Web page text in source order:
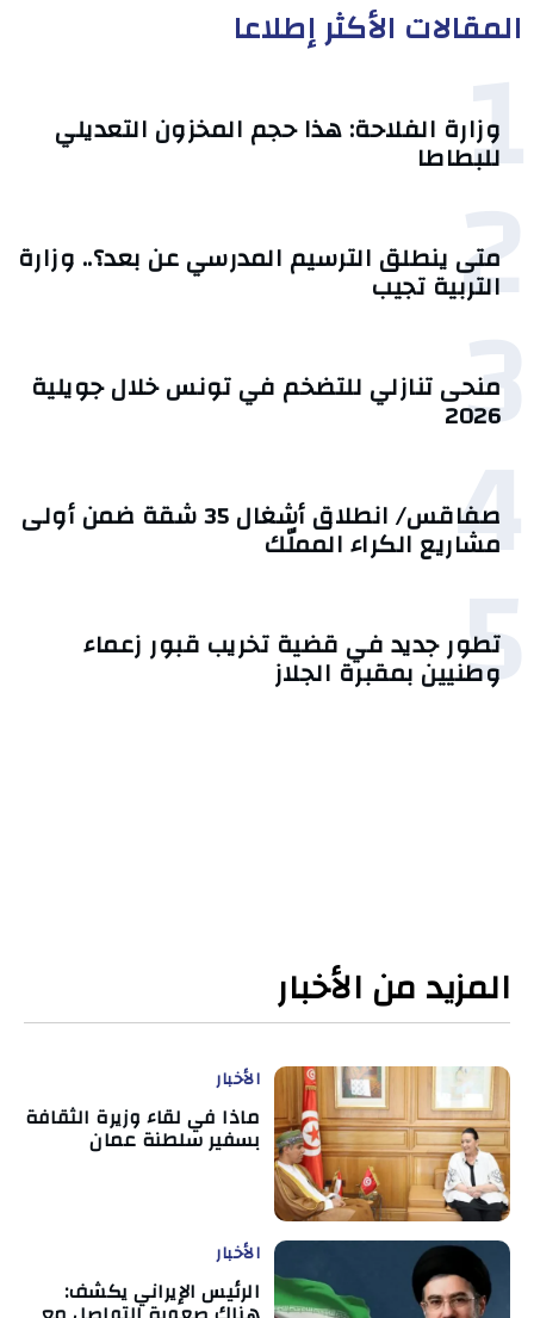
المقالات الأكثر إطلاعا
1
وزارة الفلاحة: هذا حجم المخزون التعديلي
للبطاطا
2
متى ينطلق الترسيم المدرسي عن بعد؟.. وزارة
التربية تجيب
3 منحى تنازلي ‎للتضخم في تونس خلال جويلية
2026‎
4 صفاقس/ انطلاق أشغال 35 شقة ضمن أولى
مشاريع الكراء المملّك
5
تطور جديد في قضية تخريب قبور زعماء
وطنيين بمقبرة الجلاز
المزيد من الأخبار
الأخبار
ماذا في لقاء وزيرة الثقافة
بسفير سلطنة عمان
الأخبار
الرئيس الإيراني يكشف: